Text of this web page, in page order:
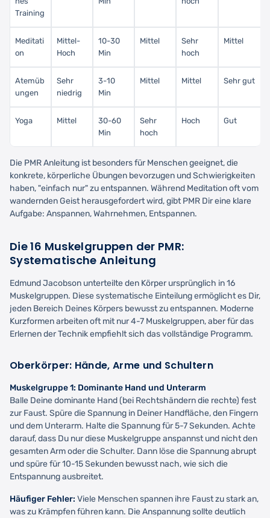
Training
Meditati
on
Mittel-
Hoch
10-30
Min
Mittel
Sehr
hoch
Mittel
Atemüb
ungen
Sehr
niedrig
3-10
Min
Mittel Mittel Sehr gut
Yoga Mittel
30-60
Min
Sehr
hoch
Hoch Gut
Die PMR Anleitung ist besonders für Menschen geeignet, die
konkrete, körperliche Übungen bevorzugen und Schwierigkeiten
haben, "einfach nur" zu entspannen. Während Meditation oft vom
wandernden Geist herausgefordert wird, gibt PMR Dir eine klare
Aufgabe: Anspannen, Wahrnehmen, Entspannen.
Die 16 Muskelgruppen der PMR:
Systematische Anleitung
Edmund Jacobson unterteilte den Körper ursprünglich in 16
Muskelgruppen. Diese systematische Einteilung ermöglicht es Dir,
jeden Bereich Deines Körpers bewusst zu entspannen. Moderne
Kurzformen arbeiten oft mit nur 4-7 Muskelgruppen, aber für das
Erlernen der Technik empfiehlt sich das vollständige Programm.
Oberkörper: Hände, Arme und Schultern
Muskelgruppe 1: Dominante Hand und Unterarm
Balle Deine dominante Hand (bei Rechtshändern die rechte) fest
zur Faust. Spüre die Spannung in Deiner Handfläche, den Fingern
und dem Unterarm. Halte die Spannung für 5-7 Sekunden. Achte
darauf, dass Du nur diese Muskelgruppe anspannst und nicht den
gesamten Arm oder die Schulter. Dann löse die Spannung abrupt
und spüre für 10-15 Sekunden bewusst nach, wie sich die
Entspannung ausbreitet.
Häufiger Fehler: Viele Menschen spannen ihre Faust zu stark an,
was zu Krämpfen führen kann. Die Anspannung sollte deutlich